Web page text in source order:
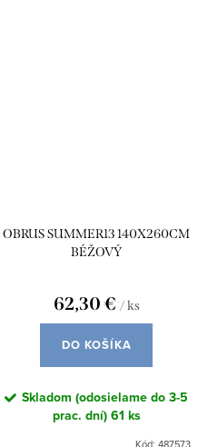
OBRUS SUMMER13 140X260CM
BÉŽOVÝ
62,30 € / ks
DO KOŠÍKA
Skladom (odosielame do 3-5
prac. dní)61 ks